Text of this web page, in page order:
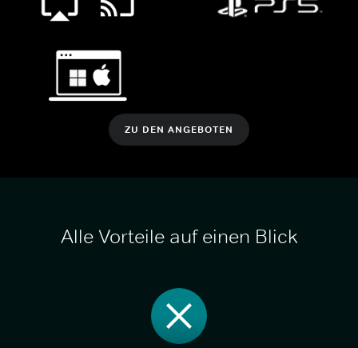
ZU DEN ANGEBOTEN
Alle Vorteile auf einen Blick